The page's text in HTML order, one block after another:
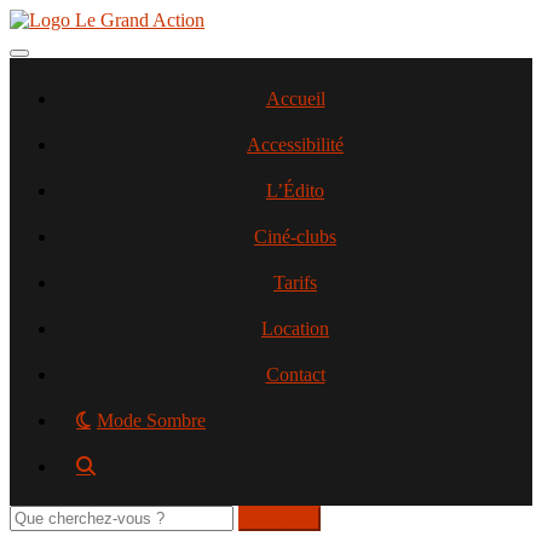
Aller
contenu
Toggle navigation
Accueil
Accessibilité
L’Édito
Ciné-clubs
Tarifs
Location
Contact
Mode Sombre
Rechercher
sur